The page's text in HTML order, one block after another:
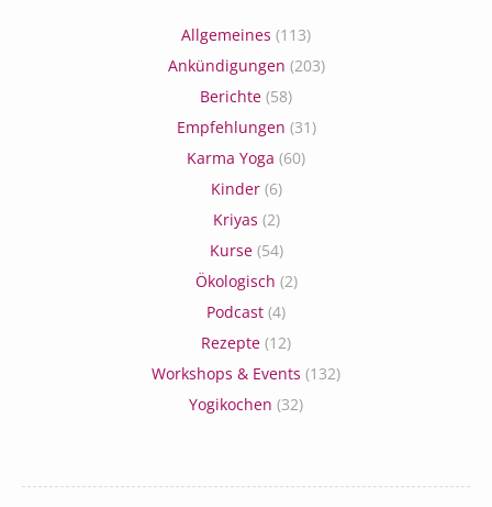
Allgemeines (113)
Ankündigungen (203)
Berichte (58)
Empfehlungen (31)
Karma Yoga (60)
Kinder(6)
Kriyas (2)
Kurse(54)
Ökologisch (2)
Podcast (4)
Rezepte (12)
Workshops & Events (132)
Yogikochen (32)